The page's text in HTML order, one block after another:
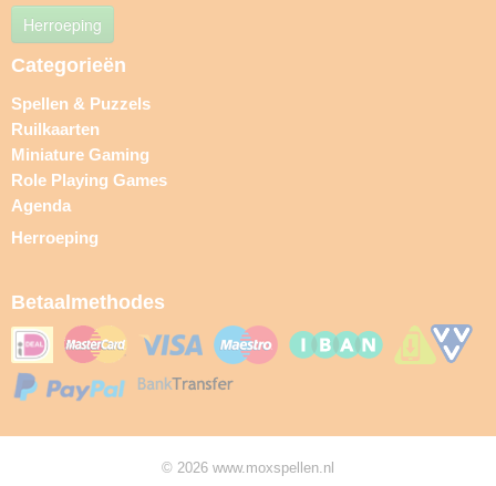
Herroeping
Categorieën
Spellen & Puzzels
Ruilkaarten
Miniature Gaming
Role Playing Games
Agenda
Herroeping
Betaalmethodes
© 2026 www.moxspellen.nl